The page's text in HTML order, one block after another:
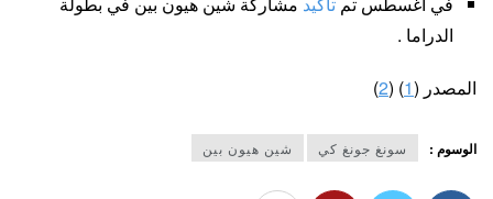
الدراما .
المصدر (1
) (
2
)
الوسوم : سونغ جونغ كي شين هيون بين